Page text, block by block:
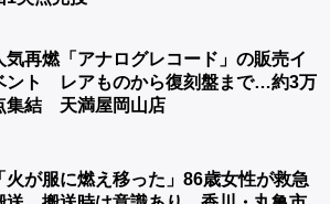
気再燃「アナログレコード」の販売イ
ント レアものから復刻盤まで…約3万
集結 天満屋岡山店
火が服に燃え移った」86歳女性が救急